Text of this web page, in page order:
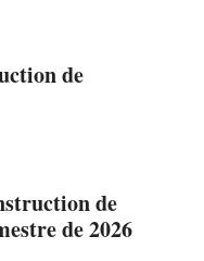
de
de
de 2026